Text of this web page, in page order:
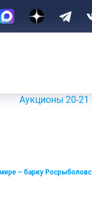
20-21 июля
– барку